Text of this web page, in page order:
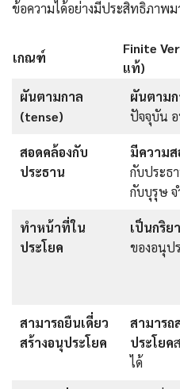
ข้อความได้อย่างมีประสิทธิภาพ
เกณฑ์
Finite
แท้)
ผันตามกาล
(tense)
ผันตาม
ปัจจุบัน
สอดคล้องกับ
ประธาน
มีความส
กับประธ
กับบุรุษ
ทำหน้าที่ใน
ประโยค
เป็นกริย
ของอนุป
สามารถยืนเดี่ยว
สร้างอนุประโยค
สามารถ
ประโยค
ได้